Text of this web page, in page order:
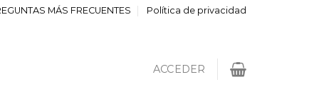
MÁS FRECUENTES Política de privacidad
ACCEDER